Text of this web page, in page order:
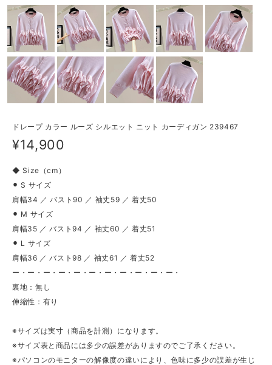
ドレープ カラー ルーズ シルエット ニット カーディガン 239467
¥14,900
◆ Size（cm）
⚫︎ S サイズ
肩幅34 ／ バスト90 ／ 袖丈59 ／ 着丈50
⚫︎ M サイズ
肩幅35 ／ バスト94 ／ 袖丈60 ／ 着丈51
⚫︎ L サイズ
肩幅36 ／ バスト98 ／ 袖丈61 ／ 着丈52
ー・ー・ー・ー・ー・ー・ー・ー・ー・ー・ー・
裏地：無し
伸縮性：有り
※サイズは実寸（商品を計測）になります。
※サイズ表と商品には多少の誤差がありますのでご了承ください。
※パソコンのモニターの解像度の違いにより、色味に多少の誤差が生じ